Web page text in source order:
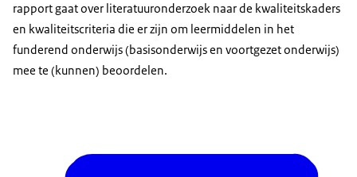
rapport gaat over literatuuronderzoek naar de kwaliteitskaders
en kwaliteitscriteria die er zijn om leermiddelen in het
funderend onderwijs (basisonderwijs en voortgezet onderwijs)
mee te (kunnen) beoordelen.